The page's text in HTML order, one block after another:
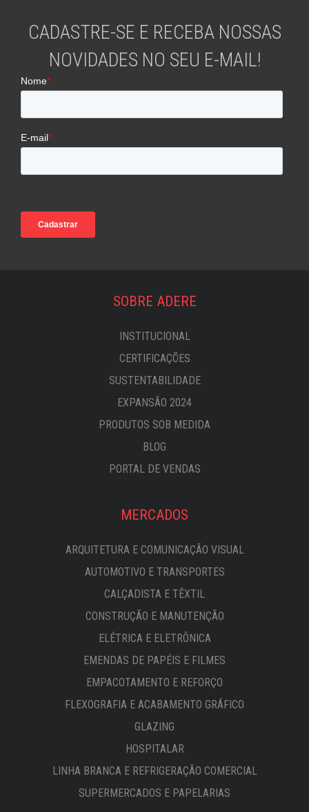
CADASTRE-SE E RECEBA NOSSAS
NOVIDADES NO SEU E-MAIL!
SOBRE ADERE
INSTITUCIONAL
CERTIFICAÇÕES
SUSTENTABILIDADE
EXPANSÃO 2024
PRODUTOS SOB MEDIDA
BLOG
PORTAL DE VENDAS
MERCADOS
ARQUITETURA E COMUNICAÇÃO VISUAL
AUTOMOTIVO E TRANSPORTES
CALÇADISTA E TÊXTIL
CONSTRUÇÃO E MANUTENÇÃO
ELÉTRICA E ELETRÔNICA
EMENDAS DE PAPÉIS E FILMES
EMPACOTAMENTO E REFORÇO
FLEXOGRAFIA E ACABAMENTO GRÁFICO
GLAZING
HOSPITALAR
LINHA BRANCA E REFRIGERAÇÃO COMERCIAL
SUPERMERCADOS E PAPELARIAS